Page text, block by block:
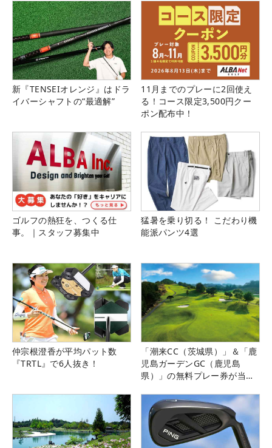
新『TENSEIオレンジ』はドラ
イバーシャフトの“最適解”
11月までのプレーに2回使え
る！コース限定3,500円クー
ポン配布中！
ゴルフの熱狂を、つくる仕
事。｜スタッフ募集中
猛暑を乗り切る！ こだわり機
能派パンツ4選
仲宗根澄香が平均パット数
『TRTL』で6人抜き！
「潮来CC（茨城県）」＆「鹿
児島ガーデンGC（鹿児島
県）」の無料プレー券が当た